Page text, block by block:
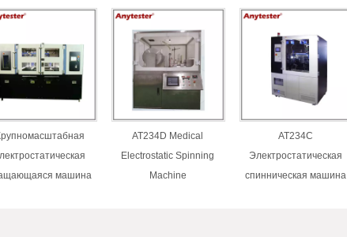
машина
AT234D Medical
Electrostatic Spinning
Machine
AT234C
Электростатическая
спинническая машина